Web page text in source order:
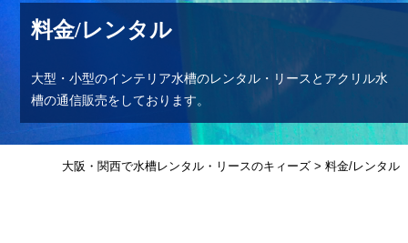
料金/レンタル
大型・小型のインテリア水槽のレンタル・リースとアクリル水
槽の通信販売をしております。
大阪・関西で水槽レンタル・リースのキィーズ >料金/レンタル